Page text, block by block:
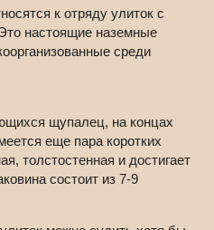
к отряду улиток с
настоящие наземные
среди
щупалец, на концах
еще пара коротких
толстостенная и достигает
состоит из 7-9